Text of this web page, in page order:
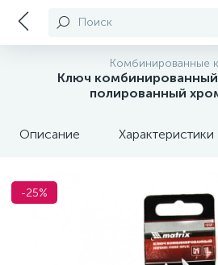
Поиск
Комбинированные
Ключ
полированный
Описание Характеристики
-25%